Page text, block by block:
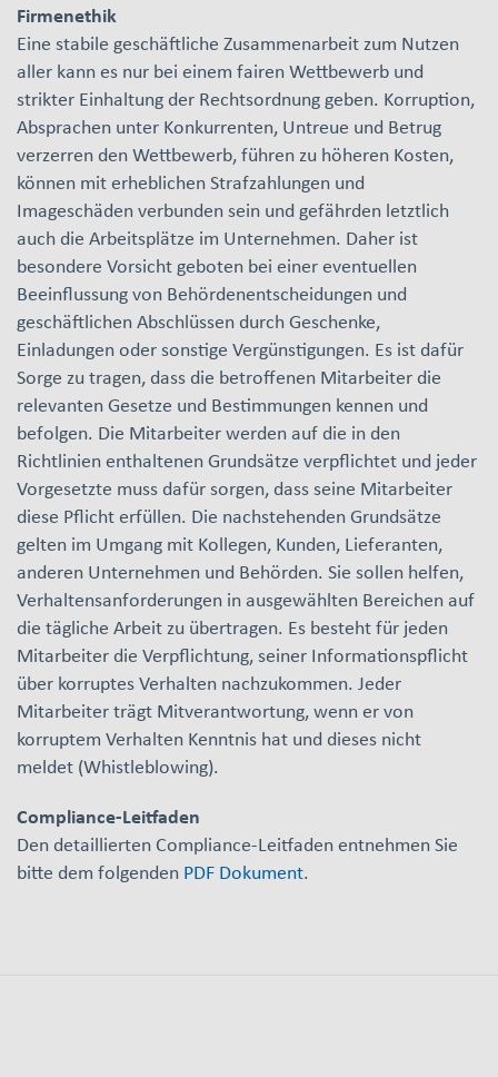
Firmenethik
Eine stabile geschäftliche Zusammenarbeit zum Nutzen
aller kann es nur bei einem fairen Wettbewerb und
strikter Einhaltung der Rechtsordnung geben. Korruption,
Absprachen unter Konkurrenten, Untreue und Betrug
verzerren den Wettbewerb, führen zu höheren Kosten,
können mit erheblichen Strafzahlungen und
Imageschäden verbunden sein und gefährden letztlich
auch die Arbeitsplätze im Unternehmen. Daher ist
besondere Vorsicht geboten bei einer eventuellen
Beeinflussung von Behördenentscheidungen und
geschäftlichen Abschlüssen durch Geschenke,
Einladungen oder sonstige Vergünstigungen. Es ist dafür
Sorge zu tragen, dass die betroffenen Mitarbeiter die
relevanten Gesetze und Bestimmungen kennen und
befolgen. Die Mitarbeiter werden auf die in den
Richtlinien enthaltenen Grundsätze verpflichtet und jeder
Vorgesetzte muss dafür sorgen, dass seine Mitarbeiter
diese Pflicht erfüllen. Die nachstehenden Grundsätze
gelten im Umgang mit Kollegen, Kunden, Lieferanten,
anderen Unternehmen und Behörden. Sie sollen helfen,
Verhaltensanforderungen in ausgewählten Bereichen auf
die tägliche Arbeit zu übertragen. Es besteht für jeden
Mitarbeiter die Verpflichtung, seiner Informationspflicht
über korruptes Verhalten nachzukommen. Jeder
Mitarbeiter trägt Mitverantwortung, wenn er von
korruptem Verhalten Kenntnis hat und dieses nicht
meldet (Whistleblowing).
Compliance-Leitfaden
Den detaillierten Compliance-Leitfaden entnehmen Sie
bitte dem folgenden PDF Dokument.